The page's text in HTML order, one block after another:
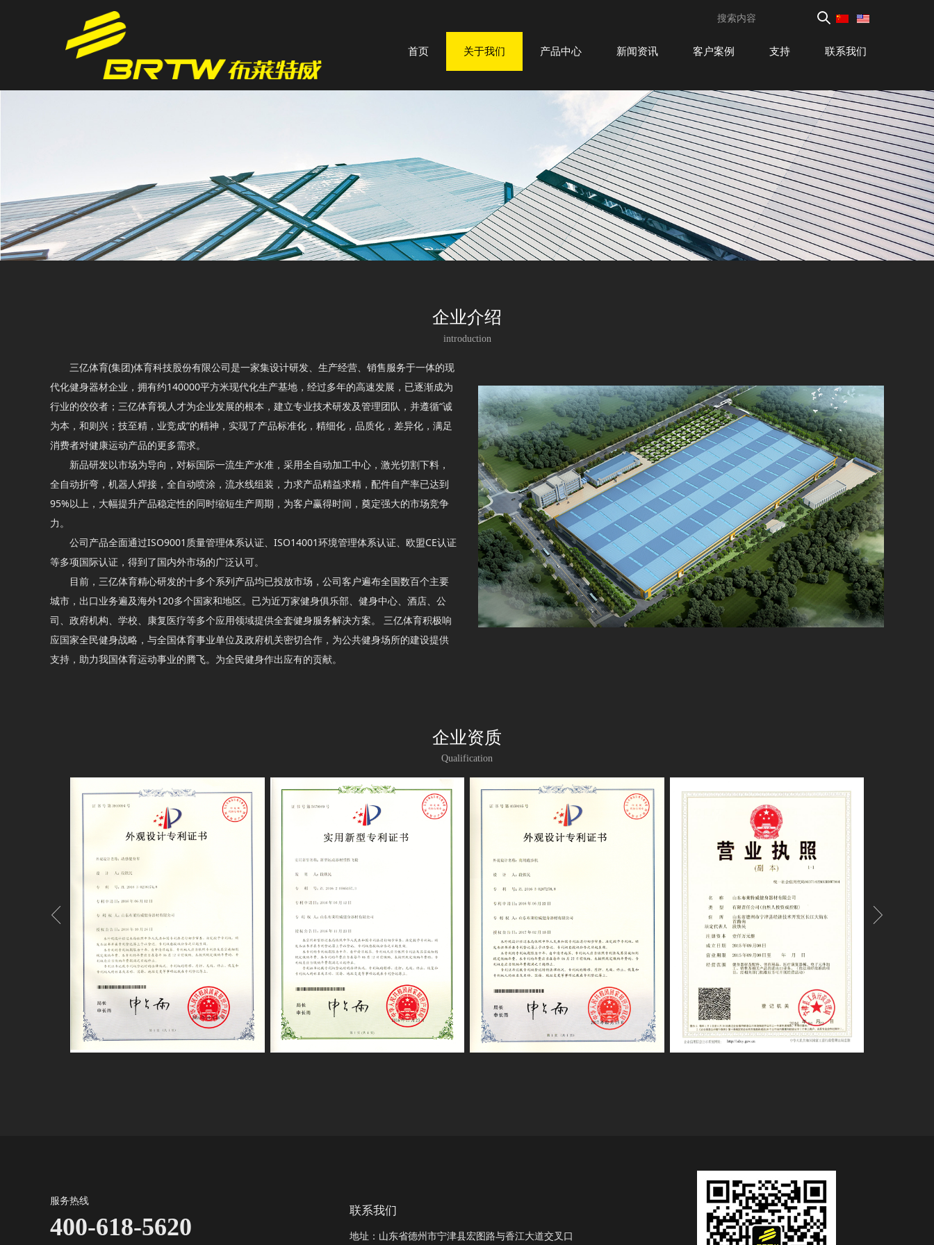
首页 关于我们 产品中心 新闻资讯 客户案例 支持 联系我们
企业介绍
introduction
三亿体育(集团)体育科技股份有限公司是一家集设计研发、生产经营、销售服务于一体的现
代化健身器材企业，拥有约140000平方米现代化生产基地，经过多年的高速发展，已逐渐成为
行业的佼佼者；三亿体育视人才为企业发展的根本，建立专业技术研发及管理团队，并遵循“诚
为本，和则兴；技至精，业竞成”的精神，实现了产品标准化，精细化，品质化，差异化，满足
消费者对健康运动产品的更多需求。
新品研发以市场为导向，对标国际一流生产水准，采用全自动加工中心，激光切割下料，
全自动折弯，机器人焊接，全自动喷涂，流水线组装，力求产品精益求精，配件自产率已达到
95%以上，大幅提升产品稳定性的同时缩短生产周期，为客户赢得时间，奠定强大的市场竞争
力。
公司产品全面通过ISO9001质量管理体系认证、ISO14001环境管理体系认证、欧盟CE认证
等多项国际认证，得到了国内外市场的广泛认可。
目前，三亿体育精心研发的十多个系列产品均已投放市场，公司客户遍布全国数百个主要
城市，出口业务遍及海外120多个国家和地区。已为近万家健身俱乐部、健身中心、酒店、公
司、政府机构、学校、康复医疗等多个应用领域提供全套健身服务解决方案。 三亿体育积极响
应国家全民健身战略，与全国体育事业单位及政府机关密切合作，为公共健身场所的建设提供
支持，助力我国体育运动事业的腾飞。为全民健身作出应有的贡献。
企业资质
Qualification
服务热线
400-618-5620
联系我们
地址：山东省德州市宁津县宏图路与香江大道交叉口